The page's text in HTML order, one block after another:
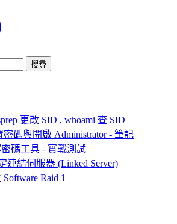
更改 SID , whoami 查 SID
密碼與開啟 Administrator - 筆記
碼工具 - 實戰測試
連結伺服器 (Linked Server)
Raid 1